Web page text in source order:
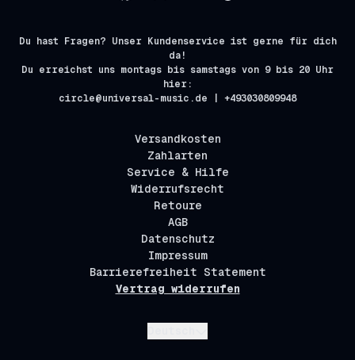
Du hast Fragen? Unser Kundenservice ist gerne für dich
da!
Du erreichst uns montags bis samstags von 9 bis 20 Uhr
hier:
circle@universal-music.de | +493030809948
Versandkosten
Zahlarten
Service & Hilfe
Widerrufsrecht
Retoure
AGB
Datenschutz
Impressum
Barrierefreiheit Statement
Vertrag widerrufen